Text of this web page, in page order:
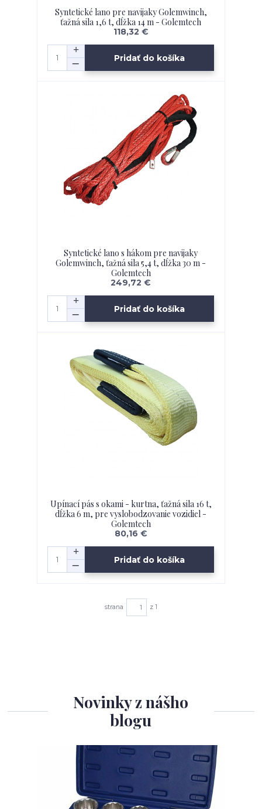
Syntetické lano pre navijaky Golemwinch,
ťažná sila 1,6 t, dĺžka 14 m - Golemtech
118,32 €
Pridať do košíka
Syntetické lano s hákom pre navijaky
Golemwinch, ťažná sila 5,4 t, dĺžka 30 m -
Golemtech
249,72 €
Pridať do košíka
Upínací pás s okami - kurtna, ťažná sila 16 t,
dĺžka 6 m, pre vyslobodzovanie vozidiel -
Golemtech
80,16 €
Pridať do košíka
strana z 1
Novinky z nášho
blogu